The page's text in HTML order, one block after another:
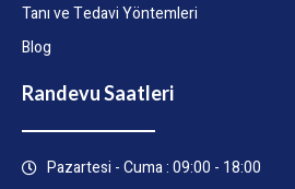
Tanı ve Tedavi Yöntemleri
Blog
Randevu Saatleri
Pazartesi - Cuma : 09:00 - 18:00